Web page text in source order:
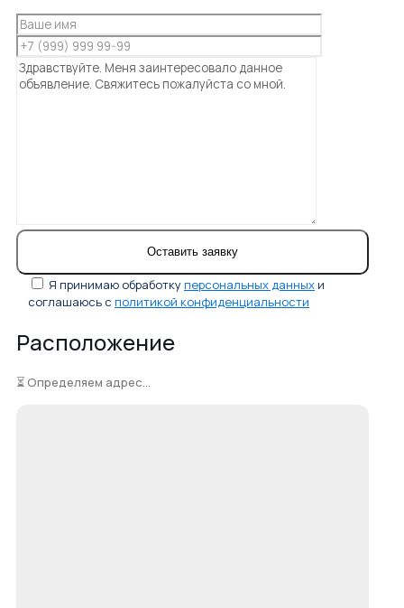
Я принимаю обработкуперсональных данных и
соглашаюсь с политикой конфиденциальности
Расположение
⏳ Определяем адрес...